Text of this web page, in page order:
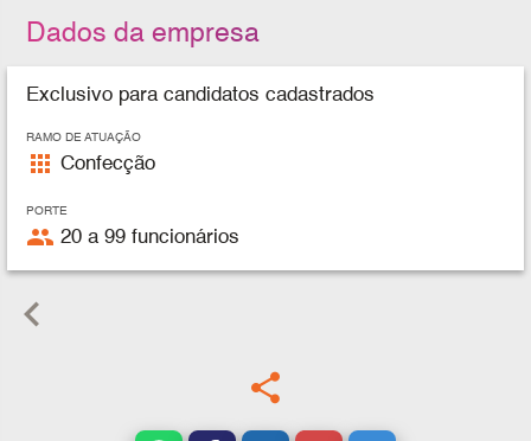
Dados da empresa
Exclusivo para candidatos cadastrados
RAMO DE ATUAÇÃO
apps Confecção
PORTE
people 20 a 99 funcionários
keyboard_arrow_left
share